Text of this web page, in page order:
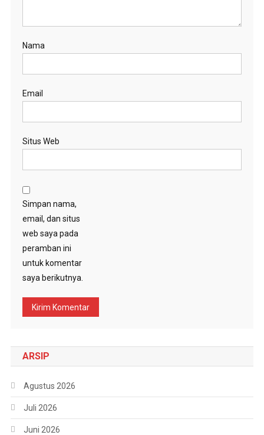
Nama
Email
Situs Web
Simpan nama,
email, dan situs
web saya pada
peramban ini
untuk komentar
saya berikutnya.
ARSIP
Agustus 2026
Juli 2026
Juni 2026